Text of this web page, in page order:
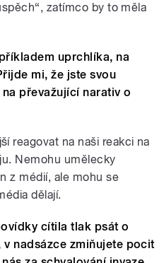
zatímco by to měla
uprchlíka, na
mi, že jste svou
převažující narativ o
reagovat na naši reakci na
Nemohu umělecky
z médií, ale mohu se
dělají.
cítila tlak psát o
nadsázce zmiňujete pocit